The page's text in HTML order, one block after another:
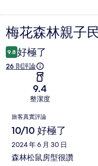
評
論
梅花森林親子
9.8 好極了
26 則評論
9.4
整潔度
評
論
旅客真實評論
10/10 好極了
2024 年 6 月 30 日
森林松鼠房型很讚